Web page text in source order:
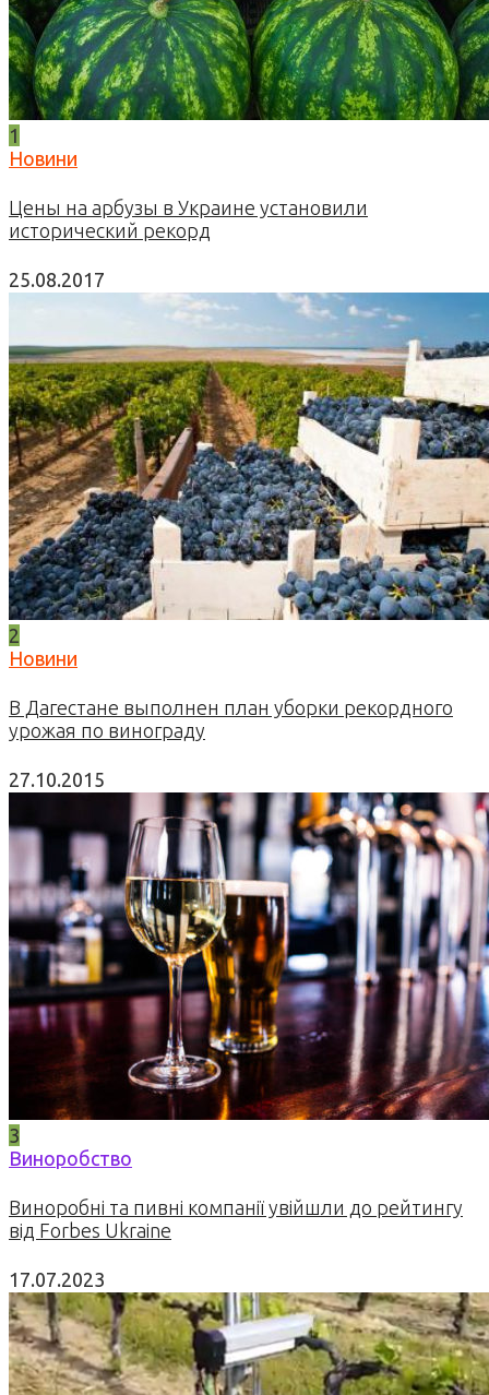
1
Новини
Цены на арбузы в Украине установили
исторический рекорд
25.08.2017
2
Новини
В Дагестане выполнен план уборки рекордного
урожая по винограду
27.10.2015
3
Виноробство
Виноробні та пивні компанії увійшли до рейтингу
від Forbes Ukraine
17.07.2023